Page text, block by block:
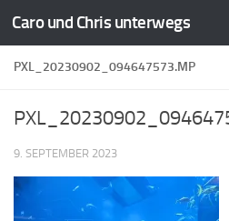
Zum Inhalt springen
Caro und Chris unterwegs
PXL_20230902_094647573.MP
9. SEPTEMBER 2023